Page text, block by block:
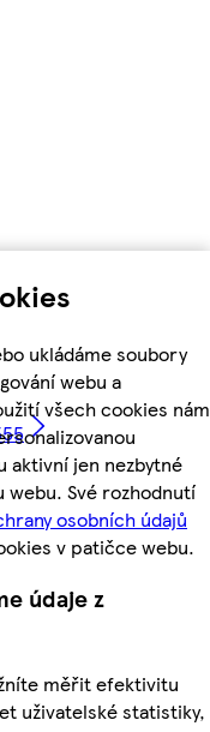
ukládáme soubory
webu a
všech cookies nám
aktivní jen nezbytné
Své rozhodnutí
osobních údajů
v patičce webu.
údaje z
měřit efektivitu
uživatelské statistiky,